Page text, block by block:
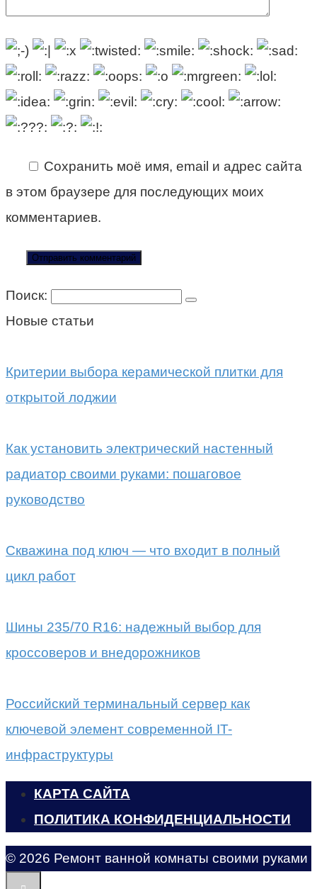
Сохранить моё имя, email и адрес сайта
в этом браузере для последующих моих
комментариев.
Поиск:
Новые статьи
Критерии выбора керамической плитки для
открытой лоджии
Как установить электрический настенный
радиатор своими руками: пошаговое
руководство
Скважина под ключ — что входит в полный
цикл работ
Шины 235/70 R16: надежный выбор для
кроссоверов и внедорожников
Российский терминальный сервер как
ключевой элемент современной IT-
инфраструктуры
КАРТА САЙТА
ПОЛИТИКА КОНФИДЕНЦИАЛЬНОСТИ
© 2026 Ремонт ванной комнаты своими руками